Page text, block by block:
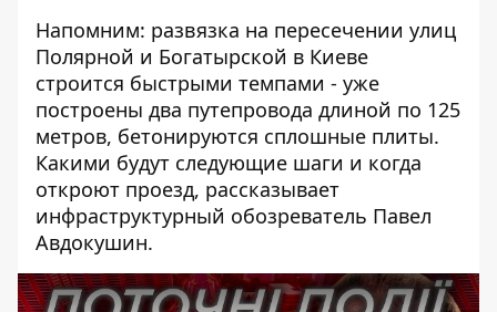
Напомним: развязка на пересечении улиц
Полярной и Богатырской в ​​Киеве
строится быстрыми темпами - уже
построены два путепровода длиной по 125
метров, бетонируются сплошные плиты.
Какими будут следующие шаги и когда
откроют проезд, рассказывает
инфраструктурный обозреватель Павел
Авдокушин.